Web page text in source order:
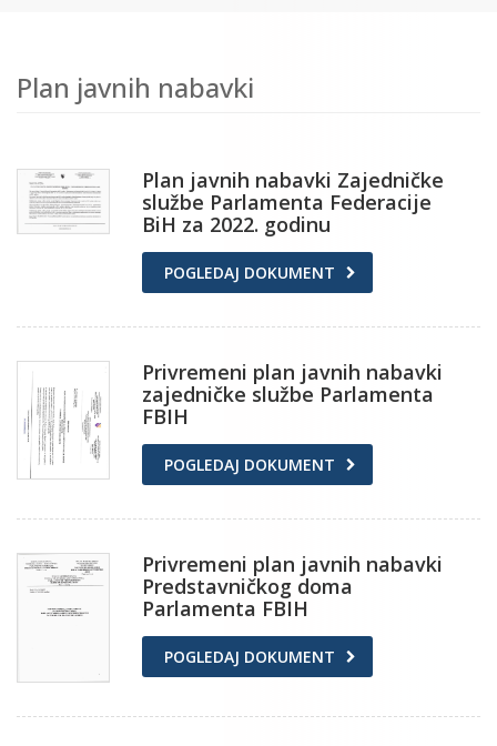
Plan javnih nabavki
Plan javnih nabavki Zajedničke
službe Parlamenta Federacije
BiH za 2022. godinu
POGLEDAJ DOKUMENT
Privremeni plan javnih nabavki
zajedničke službe Parlamenta
FBIH
POGLEDAJ DOKUMENT
Privremeni plan javnih nabavki
Predstavničkog doma
Parlamenta FBIH
POGLEDAJ DOKUMENT